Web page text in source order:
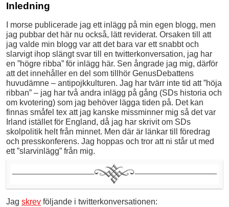
Inledning
I morse publicerade jag ett inlägg på min egen blogg, men
jag pubbar det här nu också, lätt reviderat. Orsaken till att
jag valde min blogg var att det bara var ett snabbt och
slarvigt ihop slängt svar till en twitterkonversation, jag har
en ”högre ribba” för inlägg här. Sen ångrade jag mig, därför
att det innehåller en del som tillhör GenusDebattens
huvudämne – antipojkkulturen. Jag har tvärr inte tid att ”höja
ribban” – jag har två andra inlägg på gång (SDs historia och
om kvotering) som jag behöver lägga tiden på. Det kan
finnas småfel tex att jag kanske missminner mig så det var
Irland istället för England, då jag har skrivit om SDs
skolpolitik helt från minnet. Men där är länkar till föredrag
och presskonferens. Jag hoppas och tror att ni står ut med
ett ”slarvinlägg” från mig.
Jag skrev följande i twitterkonversationen: